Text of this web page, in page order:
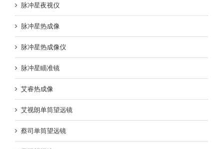
脉冲星夜视仪
脉冲星热成像
脉冲星热成像仪
脉冲星瞄准镜
艾睿热成像
艾视朗单筒望远镜
蔡司单筒望远镜